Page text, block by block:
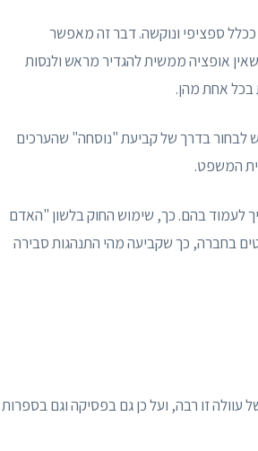
ככלל ספציפי ונוקשה. דבר זה מאפשר
אופציה ממשית להגדיר מראש ולנסות
בכל אחת מהן.
לבחור בדרך של קביעת "נוסחה" שהערכים
המשפט.
לעמוד בהם. כך, שימוש החוק בלשון "האדם
בחברה, כך שקביעה מהי התנהגות סבירה
זו רבה, ועל כן גם בפסיקה וגם בספרות